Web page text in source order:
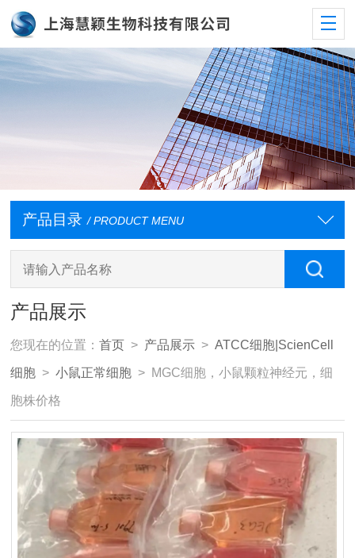
产品目录 / PRODUCT MENU
产品展示
您现在的位置：首页 > 产品展示 >ATCC细胞|ScienCell
细胞 >小鼠正常细胞 > MGC细胞，小鼠颗粒神经元，细
胞株价格